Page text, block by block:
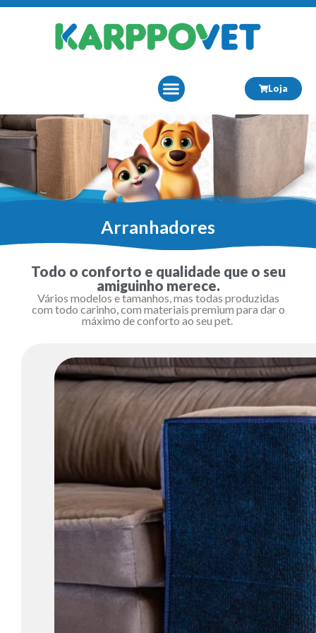
Loja
Arranhadores
Todo o conforto e qualidade que o seu
amiguinho merece.
Vários modelos e tamanhos, mas todas produzidas
com todo carinho, com materiais premium para dar o
máximo de conforto ao seu pet.